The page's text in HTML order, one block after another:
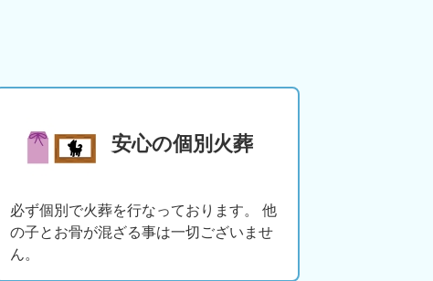
安心の個別火葬
必ず個別で火葬を行なっております。 他
の子とお骨が混ざる事は一切ございませ
ん。